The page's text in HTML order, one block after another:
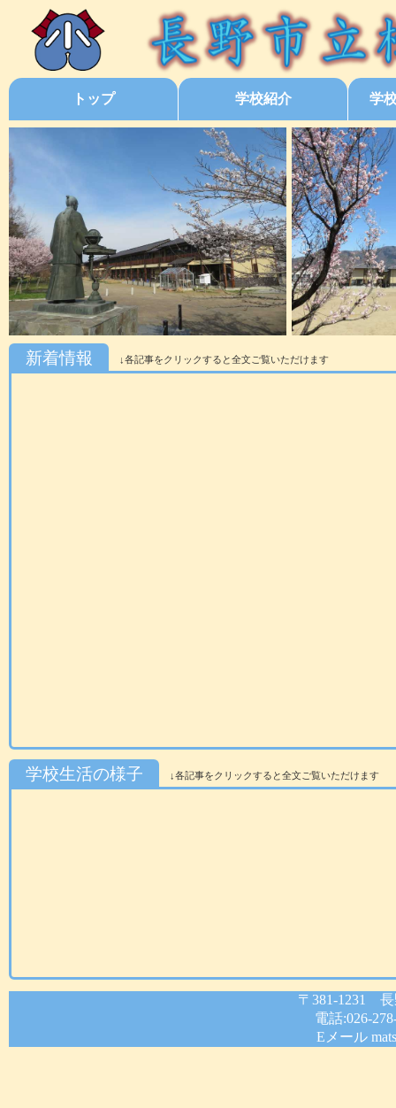
トップ 学校紹介 学
〒381-1231 長
電話:026-
Eメール